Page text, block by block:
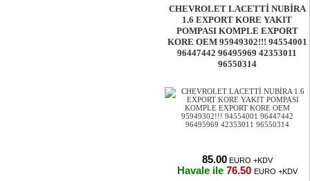
CHEVROLET LACETTİ NUBİRA
1.6 EXPORT KORE YAKIT
POMPASI KOMPLE EXPORT
KORE OEM 95949302!!! 94554001
96447442 96495969 42353011
96550314
85.00 EURO +KDV
Havale ile 76.50 EURO +KDV